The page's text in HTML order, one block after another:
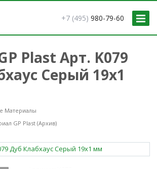
+7 (495) 980-79-60
Plast Арт. K079
Серый 19x1
Материалы
GP Plast (Архив)